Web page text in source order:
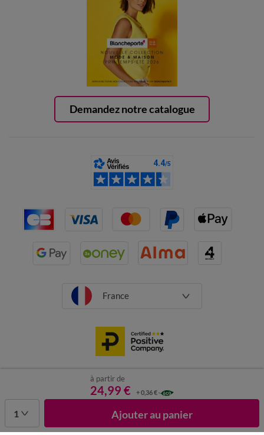
à partir de
24,99 € + 0,36 €
1 Ajouter au panier
Demandez notre catalogue
France
Mentions légales Données personnelles